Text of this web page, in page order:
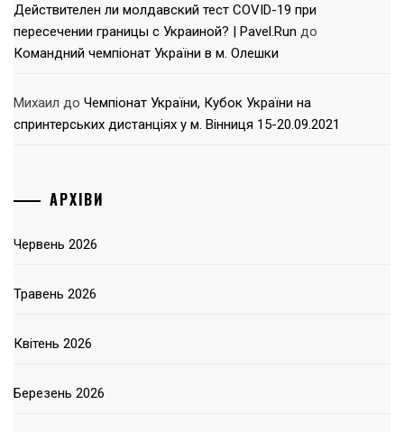
Действителен ли молдавский тест COVID-19 при
пересечении границы с Украиной? | Pavel.Run до
Командний чемпіонат України в м. Олешки
Михаил до Чемпіонат України, Кубок України на
спринтерських дистанціях у м. Вінниця 15-20.09.2021
АРХІВИ
Червень 2026
Травень 2026
Квітень 2026
Березень 2026